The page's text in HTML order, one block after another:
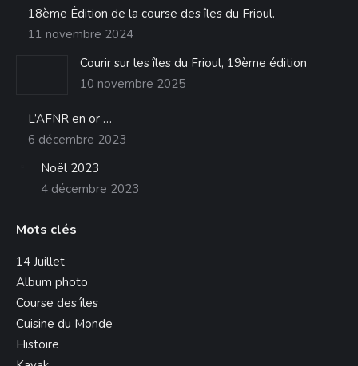
s'ouvre
dans
18ème Édition de la course des îles du Frioul.
11 novembre 2024
Courir sur les îles du Frioul, 19ème édition
10 novembre 2025
L’AFNR en or …
6 décembre 2023
Noël 2023
4 décembre 2023
Mots clés
14 Juillet
Album photo
Course des îles
Cuisine du Monde
Histoire